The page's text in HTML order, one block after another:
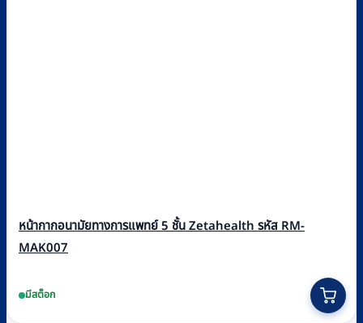
หน้ากากอนามัยทางการแพทย์ 5 ชั้น Zetahealth รหัส RM-
MAK007
มีสต็อก